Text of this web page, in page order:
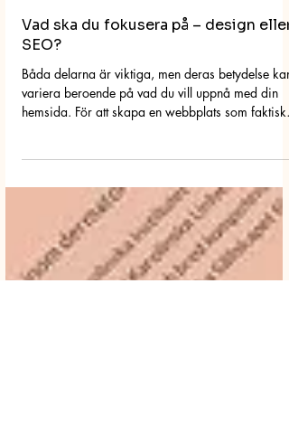
Vad ska du fokusera på – design eller
Båda delarna är viktiga, men deras betydelse kan
hemsida. För att skapa en webbplats som faktiskt
fungerar behöver du förstå hur dessa två delar
samspelar.